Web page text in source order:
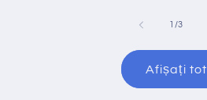
1 /din
3
Afișați tot